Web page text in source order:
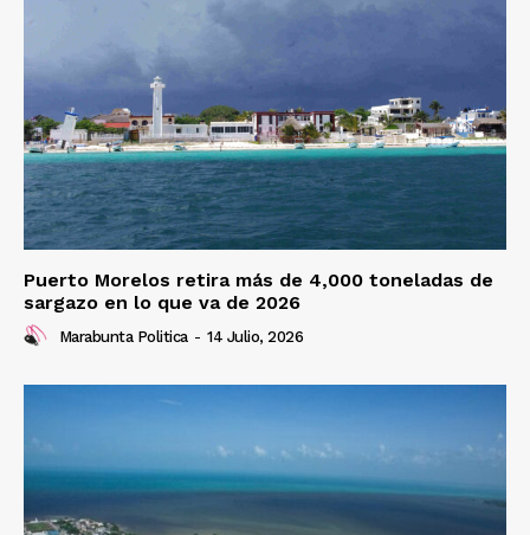
Puerto Morelos retira más de 4,000 toneladas de
sargazo en lo que va de 2026
Marabunta Politica - 14 Julio, 2026